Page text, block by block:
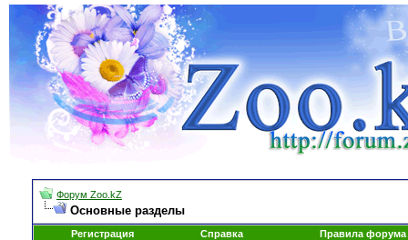
Форум Zoo.kZ
Основные разделы
Регистрация Справка Правила форума